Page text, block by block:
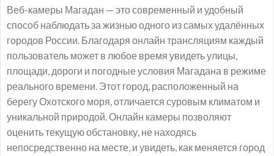
Веб-камеры Магадан — это современный и удобный
способ наблюдать за жизнью одного из самых удалённых
городов России. Благодаря онлайн трансляциям каждый
пользователь может в любое время увидеть улицы,
площади, дороги и погодные условия Магадана в режиме
реального времени. Этот город, расположенный на
берегу Охотского моря, отличается суровым климатом и
уникальной природой. Онлайн камеры позволяют
оценить текущую обстановку, не находясь
непосредственно на месте, и увидеть, как меняется город